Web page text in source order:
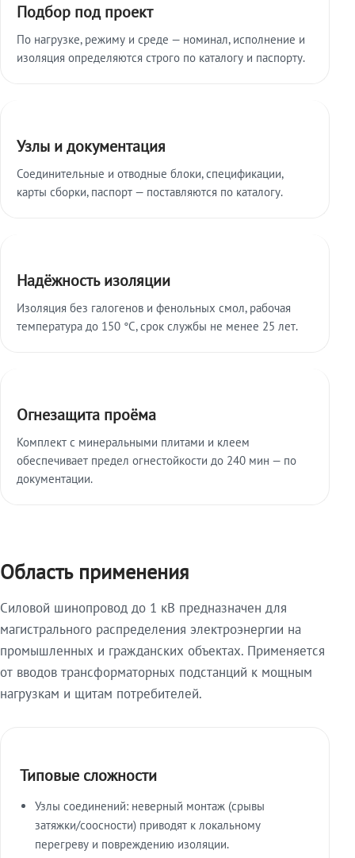
Подбор под проект
По нагрузке, режиму и среде — номинал, исполнение и
изоляция определяются строго по каталогу и паспорту.
Узлы и документация
Соединительные и отводные блоки, спецификации,
карты сборки, паспорт — поставляются по каталогу.
Надёжность изоляции
Изоляция без галогенов и фенольных смол, рабочая
температура до 150 °C, срок службы не менее 25 лет.
Огнезащита проёма
Комплект с минеральными плитами и клеем
обеспечивает предел огнестойкости до 240 мин — по
документации.
Область применения
Силовой шинопровод до 1 кВ предназначен для
магистрального распределения электроэнергии на
промышленных и гражданских объектах. Применяется
от вводов трансформаторных подстанций к мощным
нагрузкам и щитам потребителей.
Типовые сложности
Узлы соединений: неверный монтаж (срывы
затяжки/соосности) приводят к локальному
перегреву и повреждению изоляции.